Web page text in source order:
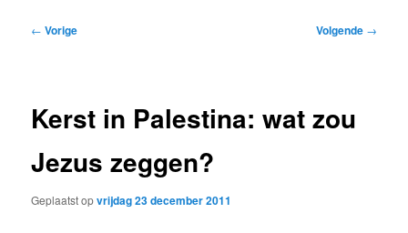
Bericht
← Vorige Volgende →
Kerst in Palestina: wat zou
Jezus zeggen?
Geplaatst opvrijdag 23 december 2011